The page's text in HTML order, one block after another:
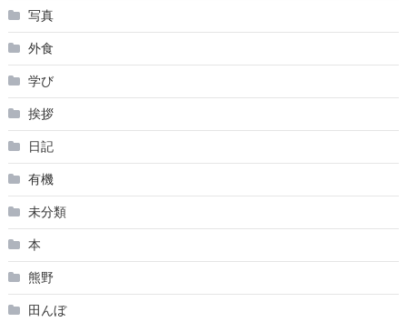
写真
外食
学び
挨拶
日記
有機
未分類
本
熊野
田んぼ